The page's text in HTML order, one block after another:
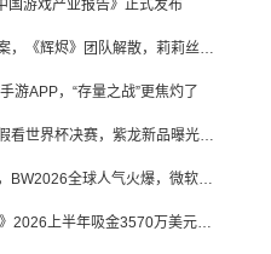
国游戏产业报告》正式发布
腾讯曝百亿收购案，《辉烬》团队解散，莉莉丝新作曝光｜陀螺周报
游APP，“存量之战”更焦灼了
三七网易Avia放假看世界杯决赛，紫龙新品曝光，米哈游新作上线 | 陀螺周报
暑期档新作扎堆，BW2026全球人气火爆，微软XBOX大裁员|陀螺周报
《皮克敏 Bloom》2026上半年吸金3570万美元，中国台湾成最大市场